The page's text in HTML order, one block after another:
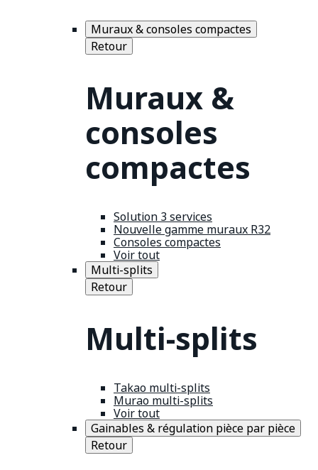
Muraux & consoles compactes
Retour
Muraux &
consoles
compactes
Solution 3 services
Nouvelle gamme muraux R32
Consoles compactes
Voir tout
Multi-splits
Retour
Multi-splits
Takao multi-splits
Murao multi-splits
Voir tout
Gainables & régulation pièce par pièce
Retour